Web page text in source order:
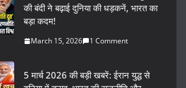
की बंदी ने बढ़ाई दुनिया की धड़कनें, भारत का
बड़ा कदम!
March 15, 2026 1 Comment
5 मार्च 2026 की बड़ी खबरें: ईरान युद्ध से